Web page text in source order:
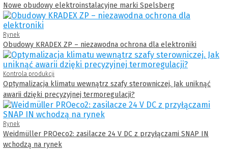
Nowe obudowy elektroinstalacyjne marki Spelsberg
Rynek
Obudowy KRADEX ZP – niezawodna ochrona dla elektroniki
Kontrola produkcji
Optymalizacja klimatu wewnątrz szafy sterowniczej. Jak uniknąć
awarii dzięki precyzyjnej termoregulacji?
Rynek
Weidmüller PROeco2: zasilacze 24 V DC z przyłączami SNAP IN
wchodzą na rynek